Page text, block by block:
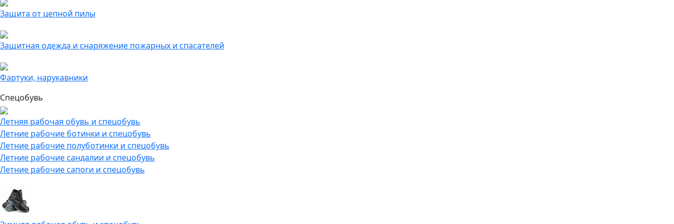
Защита от цепной пилы
Защитная одежда и снаряжение пожарных и спасателей
Фартуки, нарукавники
Спецобувь
Летняя рабочая обувь и спецобувь
Летние рабочие ботинки и спецобувь
Летние рабочие полуботинки и спецобувь
Летние рабочие сандалии и спецобувь
Летние рабочие сапоги и спецобувь